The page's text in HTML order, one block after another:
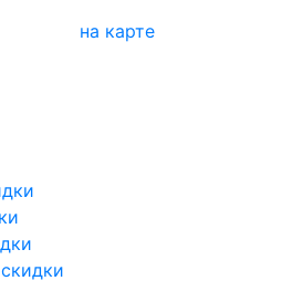
на карте